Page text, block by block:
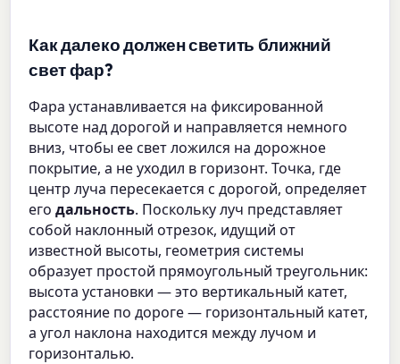
Как далеко должен светить ближний
свет фар?
Фара устанавливается на фиксированной
высоте над дорогой и направляется немного
вниз, чтобы ее свет ложился на дорожное
покрытие, а не уходил в горизонт. Точка, где
центр луча пересекается с дорогой, определяет
егодальность. Поскольку луч представляет
собой наклонный отрезок, идущий от
известной высоты, геометрия системы
образует простой прямоугольный треугольник:
высота установки — это вертикальный катет,
расстояние по дороге — горизонтальный катет,
а угол наклона находится между лучом и
горизонталью.